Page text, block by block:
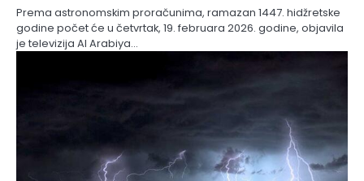
Prema astronomskim proračunima, ramazan 1447. hidžretske
godine počet će u četvrtak, 19. februara 2026. godine, objavila
je televizija Al Arabiya…